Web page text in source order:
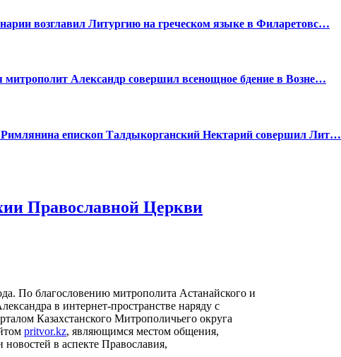
возглавил Литургию на греческом языке в Филаретовс…
митрополит Александр совершил всенощное бдение в Возне…
епископ Талдыкорганский Нектарий совершил Лит…
Православной Церкви
По благословению митрополита Астанайского и
в интернет-пространстве наряду с
Казахстанского Митрополичьего округа
pritvor.kz, являющимся местом общения,
в аспекте Православия,